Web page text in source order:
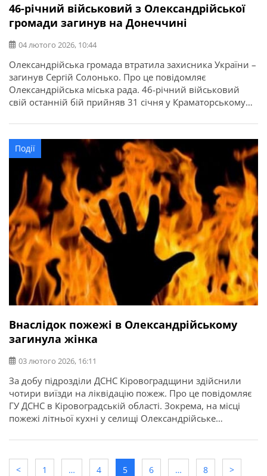
46-річний військовий з Олександрійської
громади загинув на Донеччині
04 лютого 2026, 10:44
Олександрійська громада втратила захисника України –
загинув Сергій Солонько. Про це повідомляє
Олександрійська міська рада. 46-річний військовий
свій останній бій прийняв 31 січня у Краматорському
батьки, дві сестри і брат. Щирі співчуття рідним та
близьким. Вічна памʼять і слава Герою! Про час і місце
прощання із Сергієм Солоньком […]
Події
Внаслідок пожежі в Олександрійському
загинула жінка
03 лютого 2026, 16:11
За добу підрозділи ДСНС Кіровоградщини здійснили
чотири виїзди на ліквідацію пожеж. Про це повідомляє
ГУ ДСНС в Кіровоградській області. Зокрема, на місці
пожежі літньої кухні у селищі Олександрійське
< 1 … 4 5 6 … 8 >